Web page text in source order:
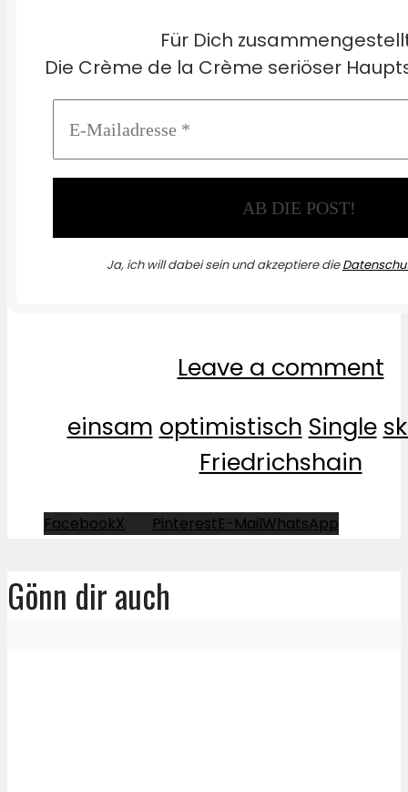
Für Dich
Die Crème de la Crème seriöser
Ja, ich will dabei sein und akzeptiere die
Leave a comment
einsam optimistisch Single
Friedrichshain
FacebookX PinterestE-MailWhatsApp
Gönn dir auch